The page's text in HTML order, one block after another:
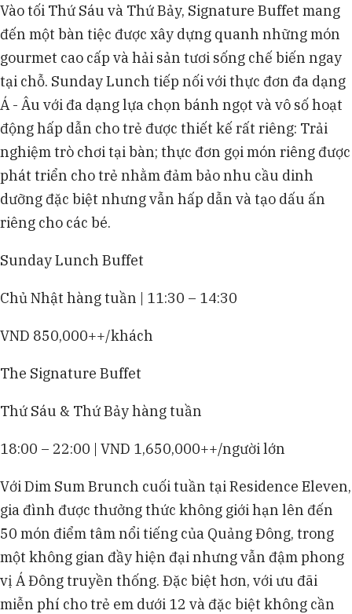
Vào tối Thứ Sáu và Thứ Bảy, Signature Buffet mang
đến một bàn tiệc được xây dựng quanh những món
gourmet cao cấp và hải sản tươi sống chế biến ngay
tại chỗ. Sunday Lunch tiếp nối với thực đơn đa dạng
Á - Âu với đa dạng lựa chọn bánh ngọt và vô số hoạt
động hấp dẫn cho trẻ được thiết kế rất riêng: Trải
nghiệm trò chơi tại bàn; thực đơn gọi món riêng được
phát triển cho trẻ nhằm đảm bảo nhu cầu dinh
dưỡng đặc biệt nhưng vẫn hấp dẫn và tạo dấu ấn
riêng cho các bé.
Sunday Lunch Buffet
Chủ Nhật hàng tuần | 11:30 – 14:30
VND 850,000++/khách
The Signature Buffet
Thứ Sáu & Thứ Bảy hàng tuần
18:00 – 22:00 | VND 1,650,000++/người lớn
Với Dim Sum Brunch cuối tuần tại Residence Eleven,
gia đình được thưởng thức không giới hạn lên đến
50 món điểm tâm nổi tiếng của Quảng Đông, trong
một không gian đầy hiện đại nhưng vẫn đậm phong
vị Á Đông truyền thống. Đặc biệt hơn, với ưu đãi
miễn phí cho trẻ em dưới 12 và đặc biệt không cần